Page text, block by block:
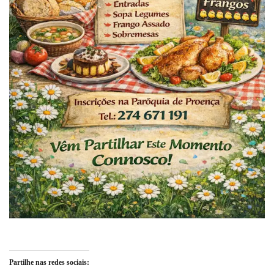
Partilhe nas redes sociais: